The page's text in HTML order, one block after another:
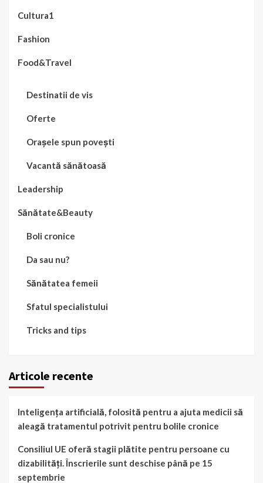
Cultura1
Fashion
Food&Travel
Destinatii de vis
Oferte
Orașele spun povești
Vacantă sănătoasă
Leadership
Sănătate&Beauty
Boli cronice
Da sau nu?
Sănătatea femeii
Sfatul specialistului
Tricks and tips
Articole recente
Inteligența artificială, folosită pentru a ajuta medicii să
aleagă tratamentul potrivit pentru bolile cronice
Consiliul UE oferă stagii plătite pentru persoane cu
dizabilități. Înscrierile sunt deschise până pe 15
septembrie